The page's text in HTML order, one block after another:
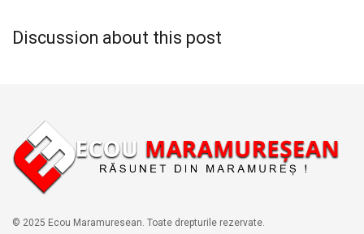
Discussion about this post
© 2025 Ecou Maramuresean. Toate drepturile rezervate.